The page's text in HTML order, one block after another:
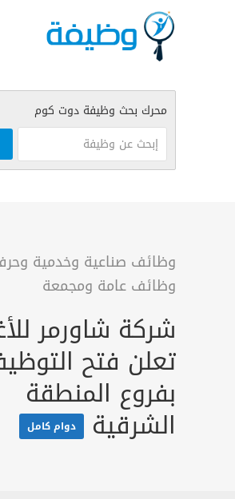
وظائف صناعية وخدمية
وظائف عامة ومجمعة
شركة شاورمر
تعلن فتح
بفروع المنطقة
الشرقية دوام كامل